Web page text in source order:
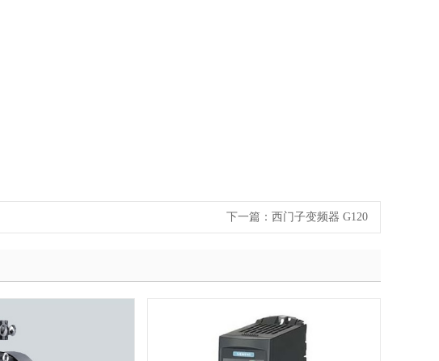
下一篇： 西门子变频器 G120